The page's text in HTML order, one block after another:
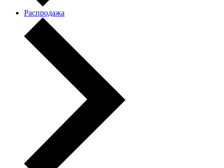
Распродажа